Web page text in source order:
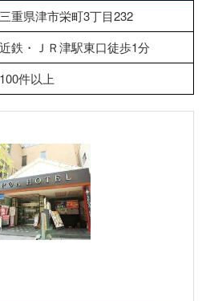
三重県津市栄町3丁目232
近鉄・ＪＲ津駅東口徒歩1分
100件以上